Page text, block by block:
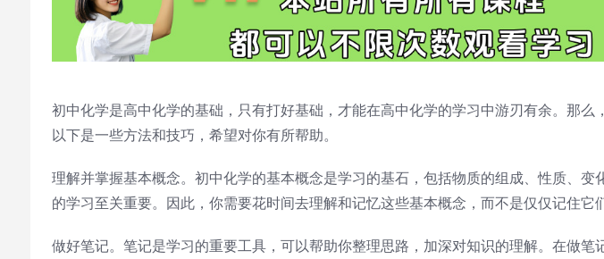
初中化学是高中化学的基础，只有打好基础，才能在高中化学的学习中游刃有余。那么
以下是一些方法和技巧，希望对你有所帮助。
理解并掌握基本概念。初中化学的基本概念是学习的基石，包括物质的组成、性质、
的学习至关重要。因此，你需要花时间去理解和记忆这些基本概念，而不是仅仅记住它
做好笔记。笔记是学习的重要工具，可以帮助你整理思路，加深对知识的理解。在做